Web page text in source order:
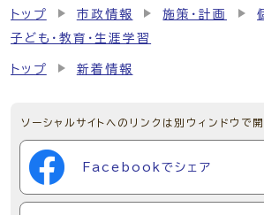
トップ 市政情報 施策・計画
子ども・教育・生涯学習
トップ 新着情報
ソーシャルサイトへのリンクは別ウィンドウで
Facebookでシェア